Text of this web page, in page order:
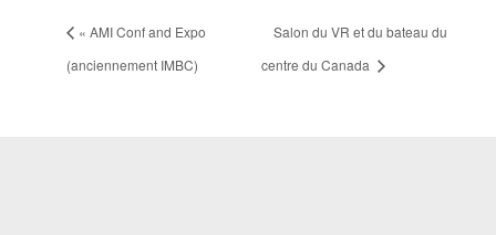
« AMI Conf and Expo
(anciennement IMBC)
Salon du VR et du bateau du
centre du Canada